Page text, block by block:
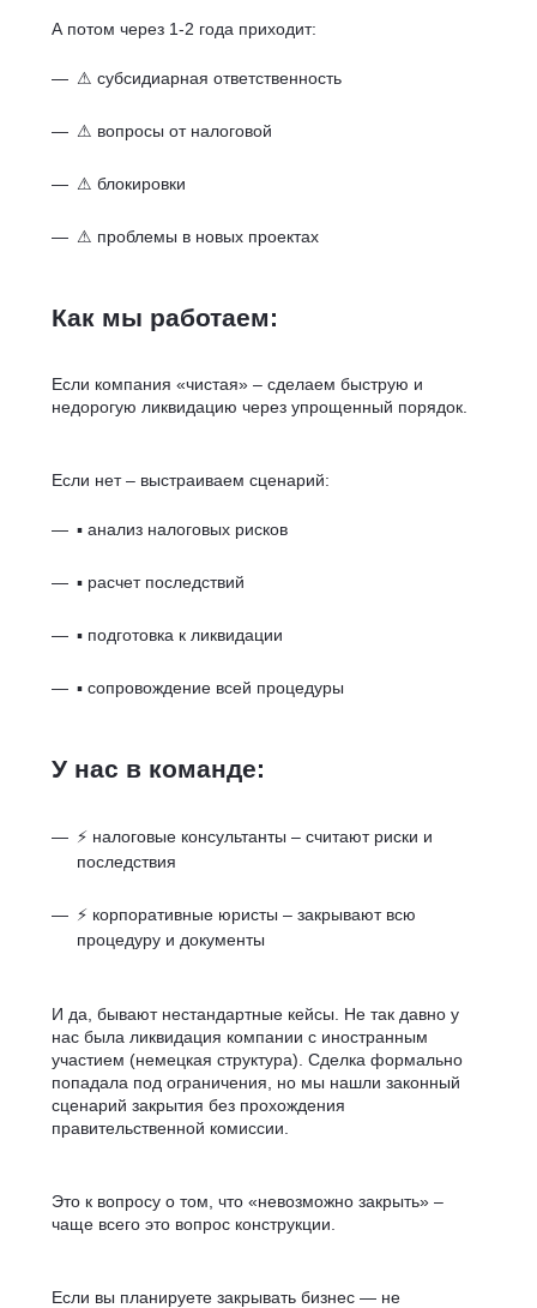
А потом через 1-2 года приходит:
⚠ субсидиарная ответственность
⚠ вопросы от налоговой
⚠ блокировки
⚠ проблемы в новых проектах
Как мы работаем:
Если компания «чистая» – сделаем быструю и
недорогую ликвидацию через упрощенный порядок.
Если нет – выстраиваем сценарий:
▪ анализ налоговых рисков
▪ расчет последствий
▪ подготовка к ликвидации
▪ сопровождение всей процедуры
У нас в команде:
⚡ налоговые консультанты – считают риски и
последствия
⚡ корпоративные юристы – закрывают всю
процедуру и документы
И да, бывают нестандартные кейсы. Не так давно у
нас была ликвидация компании с иностранным
участием (немецкая структура). Сделка формально
попадала под ограничения, но мы нашли законный
сценарий закрытия без прохождения
правительственной комиссии.
Это к вопросу о том, что «невозможно закрыть» –
чаще всего это вопрос конструкции.
Если вы планируете закрывать бизнес — не